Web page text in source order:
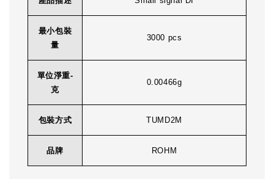
最小包裝
量
3000 pcs
單位淨重-
克
0.00466g
包裝方式 TUMD2M
品牌 ROHM